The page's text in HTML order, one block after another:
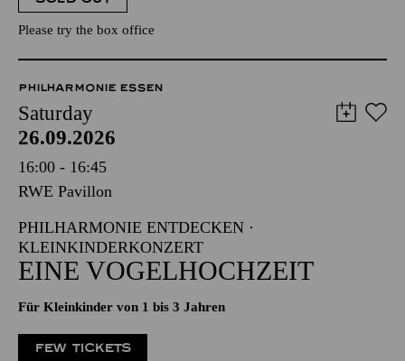
Please try the box office
PHILHARMONIE ESSEN
Saturday
26.09.2026
16:00 - 16:45
RWE Pavillon
PHILHARMONIE ENTDECKEN ·
KLEINKINDERKONZERT
EINE VOGELHOCHZEIT
Für Kleinkinder von 1 bis 3 Jahren
FEW TICKETS